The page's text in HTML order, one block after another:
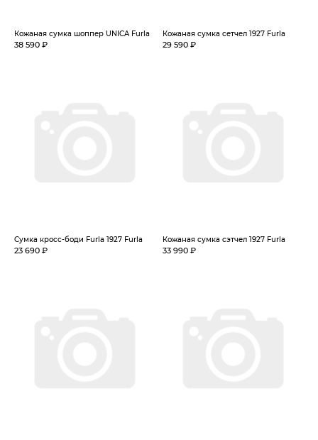
Кожаная сумка шоппер UNICA Furla
38 590 ₽
Кожаная сумка сетчел 1927 Furla
29 590 ₽
Сумка кросс-боди Furla 1927 Furla
23 690 ₽
Кожаная сумка сэтчел 1927 Furla
33 990 ₽